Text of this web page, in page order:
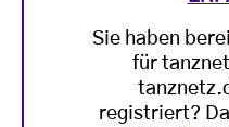
Sie haben
für
registriert?